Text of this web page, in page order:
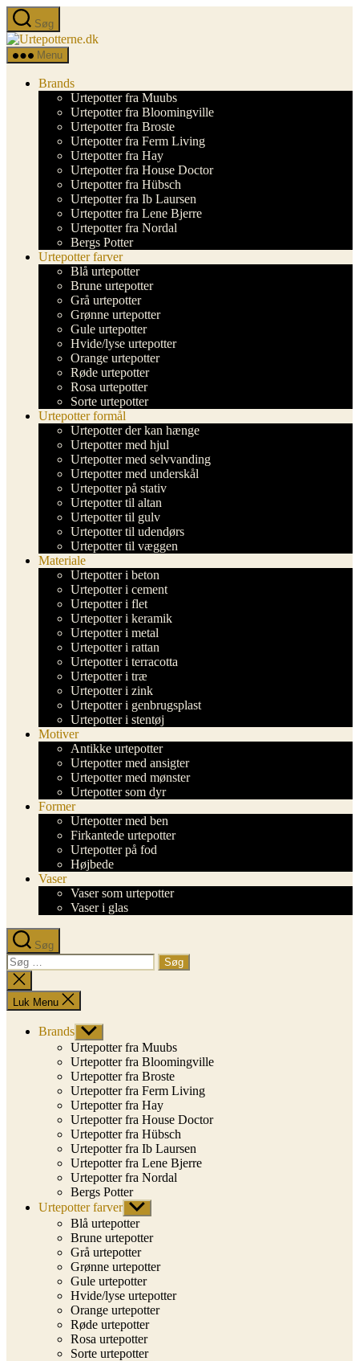
Spring
til
indholdet
Søg
Urtepotterne.dk
Menu
Brands
Urtepotter fra Muubs
Urtepotter fra Bloomingville
Urtepotter fra Broste
Urtepotter fra Ferm Living
Urtepotter fra Hay
Urtepotter fra House Doctor
Urtepotter fra Hübsch
Urtepotter fra Ib Laursen
Urtepotter fra Lene Bjerre
Urtepotter fra Nordal
Bergs Potter
Urtepotter farver
Blå urtepotter
Brune urtepotter
Grå urtepotter
Grønne urtepotter
Gule urtepotter
Hvide/lyse urtepotter
Orange urtepotter
Røde urtepotter
Rosa urtepotter
Sorte urtepotter
Urtepotter formål
Urtepotter der kan hænge
Urtepotter med hjul
Urtepotter med selvvanding
Urtepotter med underskål
Urtepotter på stativ
Urtepotter til altan
Urtepotter til gulv
Urtepotter til udendørs
Urtepotter til væggen
Materiale
Urtepotter i beton
Urtepotter i cement
Urtepotter i flet
Urtepotter i keramik
Urtepotter i metal
Urtepotter i rattan
Urtepotter i terracotta
Urtepotter i træ
Urtepotter i zink
Urtepotter i genbrugsplast
Urtepotter i stentøj
Motiver
Antikke urtepotter
Urtepotter med ansigter
Urtepotter med mønster
Urtepotter som dyr
Former
Urtepotter med ben
Firkantede urtepotter
Urtepotter på fod
Højbede
Vaser
Vaser som urtepotter
Vaser i glas
Søg
Søg
efter:
Luk
søgning
Luk Menu
Brands Vis
undermenu
Urtepotter fra Muubs
Urtepotter fra Bloomingville
Urtepotter fra Broste
Urtepotter fra Ferm Living
Urtepotter fra Hay
Urtepotter fra House Doctor
Urtepotter fra Hübsch
Urtepotter fra Ib Laursen
Urtepotter fra Lene Bjerre
Urtepotter fra Nordal
Bergs Potter
Urtepotter farver Vis
undermenu
Blå urtepotter
Brune urtepotter
Grå urtepotter
Grønne urtepotter
Gule urtepotter
Hvide/lyse urtepotter
Orange urtepotter
Røde urtepotter
Rosa urtepotter
Sorte urtepotter